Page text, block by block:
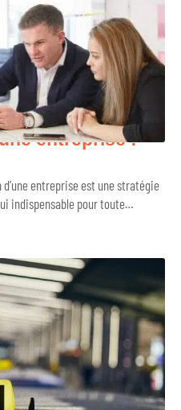
entreprise :
entreprise est une stratégie
indispensable pour toute…